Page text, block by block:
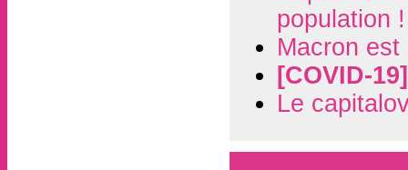
population !
Macron
[COVID-
Le